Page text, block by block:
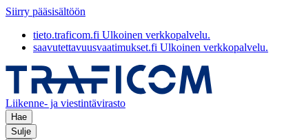
Siirry pääsisältöön
tieto.traficom.fi Ulkoinen verkkopalvelu.
saavutettavuusvaatimukset.fi Ulkoinen verkkopalvelu.
Liikenne- ja viestintävirasto
Hae
Sulje